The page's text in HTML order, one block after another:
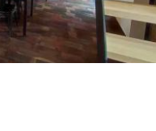
Badkamer:
Privaat
Keuken:
Oppervlakte:
18 m
2
Private kamers:
1
rustig, hartelijk